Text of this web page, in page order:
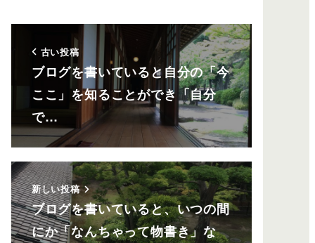
古い投稿
ブログを書いていると自分の「今
ここ」を知ることができ「自分
で…
新しい投稿
ブログを書いていると、いつの間
にか「なんちゃって物書き」な